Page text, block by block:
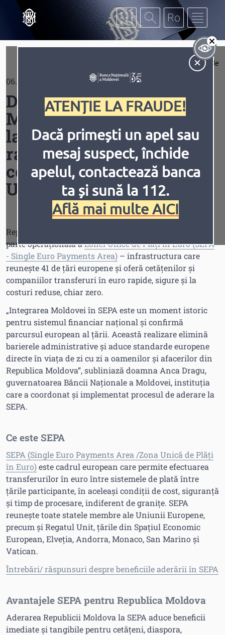
Mergi la conţinutul principal
Inversiune Animațiile
ATENȚIE LA FRAUDE!
Dacă primești un apel sau
mesaj suspect, închide
apelul, contactează banca
ta și sună la 112.
Află mai multe AICI
Extinde
06.10.2025
De astăzi, Republica
Moldova este conectată
la SEPA: plăți în euro
rapide, sigure și la
costuri reduse, la fel ca în
Uniunea Europeană
Republica Moldova devine de astăzi, 6 octombrie 2025,
parte operațională aZonei Unice de Plăți în Euro (SEPA
- Single Euro Payments Area) – infrastructura care
reunește 41 de țări europene și oferă cetățenilor și
companiilor transferuri în euro rapide, sigure și la
costuri reduse, chiar zero.
„Integrarea Moldovei în SEPA este un moment istoric
pentru sistemul financiar național și confirmă
parcursul european al țării. Această realizare elimină
barierele administrative și aduce standarde europene
directe în viața de zi cu zi a oamenilor și afacerilor din
Republica Moldova”, subliniază doamna Anca Dragu,
guvernatoarea Băncii Naționale a Moldovei, instituția
care a coordonat și implementat procesul de aderare la
SEPA.
Ce este SEPA
SEPA (Single Euro Payments Area /Zona Unică de Plăți
în Euro)este cadrul european care permite efectuarea
transferurilor în euro între sistemele de plată între
țările participante, în aceleași condiții de cost, siguranță
și timp de procesare, indiferent de granițe. SEPA
reunește toate statele membre ale Uniunii Europene,
precum și Regatul Unit, țările din Spațiul Economic
European, Elveția, Andorra, Monaco, San Marino și
Vatican.
Întrebări/ răspunsuri despre beneficiile aderării în SEPA
Avantajele SEPA pentru Republica Moldova
Aderarea Republicii Moldova la SEPA aduce beneficii
imediate și tangibile pentru cetățeni, diaspora,